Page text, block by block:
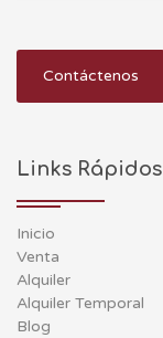
Contáctenos
Links Rápidos
Inicio
Venta
Alquiler
Alquiler Temporal
Blog